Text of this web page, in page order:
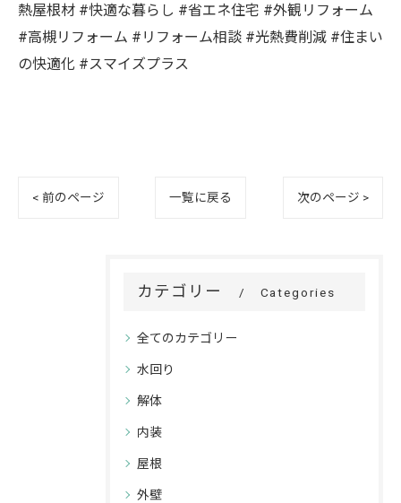
熱屋根材 #快適な暮らし #省エネ住宅 #外観リフォーム
#高槻リフォーム #リフォーム相談 #光熱費削減 #住まい
の快適化 #スマイズプラス
< 前のページ 一覧に戻る 次のページ >
カテゴリー Categories
全てのカテゴリー
水回り
解体
内装
屋根
外壁